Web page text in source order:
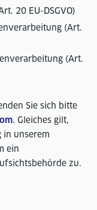
20 EU-DSGVO)
(Art.
(Art.
Sie sich bitte
. Gleiches gilt,
in unserem
ein
zu.